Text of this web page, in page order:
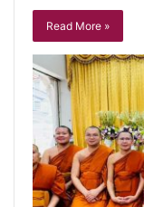
Read More »